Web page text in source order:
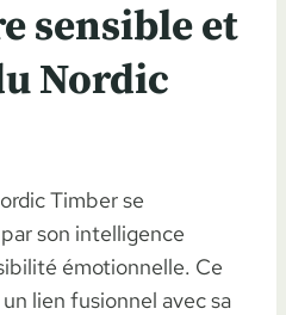
sensible et
Nordic
Timber se
son intelligence
émotionnelle. Ce
lien fusionnel avec sa